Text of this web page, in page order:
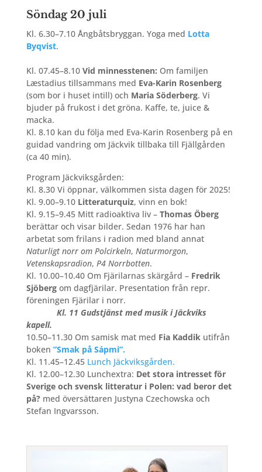
Söndag 20 juli
Kl. 6.30–7.10 Ångbåtsbryggan. Yoga med Lotta
Byqvist.
Kl. 07.45–8.10Vid minnesstenen: Om familjen
Læstadius tillsammans med Eva-Karin Rosenberg
(som bor i huset intill) och Maria Söderberg. Vi
bjuder på frukost i det gröna. Kaffe, te, juice &
macka.
Kl. 8.10 kan du följa med Eva-Karin Rosenberg på en
guidad vandring om Jäckvik tillbaka till Fjällgården
(ca 40 min).
Program Jäckviksgården:
Kl. 8.30 Vi öppnar, välkommen sista dagen för 2025!
Kl. 9.00–9.10 Litteraturquiz, vinn en bok!
Kl. 9.15–9.45 Mitt radioaktiva liv – Thomas Öberg
berättar och visar bilder. Sedan 1976 har han
arbetat som frilans i radion med bland annat
Naturligt norr om Polcirkeln, Naturmorgon,
Vetenskapsradion, P4 Norrbotten.
Kl. 10.00–10.40 Om Fjärilarnas skärgård – Fredrik
Sjöbergom dagfjärilar. Presentation från repr.
föreningen Fjärilar i norr.
Kl. 11 Gudstjänst med musik i Jäckviks
kapell.
10.50–11.30 Om samisk mat med Fia Kaddikutifrån
boken ”Smak på Sápmi”.
Kl. 11.45–12.45 Lunch Jäckviksgården.
Kl. 12.00–12.30 Lunchextra: Det stora intresset för
Sverige och svensk litteratur i Polen: vad beror det
på?med översättaren Justyna Czechowska och
Stefan Ingvarsson.